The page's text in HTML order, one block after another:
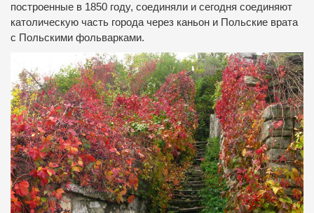
построенные в 1850 году, соединяли и сегодня соединяют
католическую часть города через каньон и Польские врата
с Польскими фольварками.